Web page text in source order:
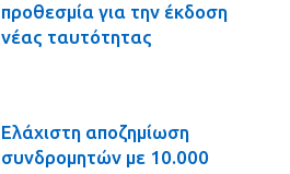
προθεσμία για την έκδοση
νέας ταυτότητας
Ελάχιστη αποζημίωση
συνδρομητών με 10.000